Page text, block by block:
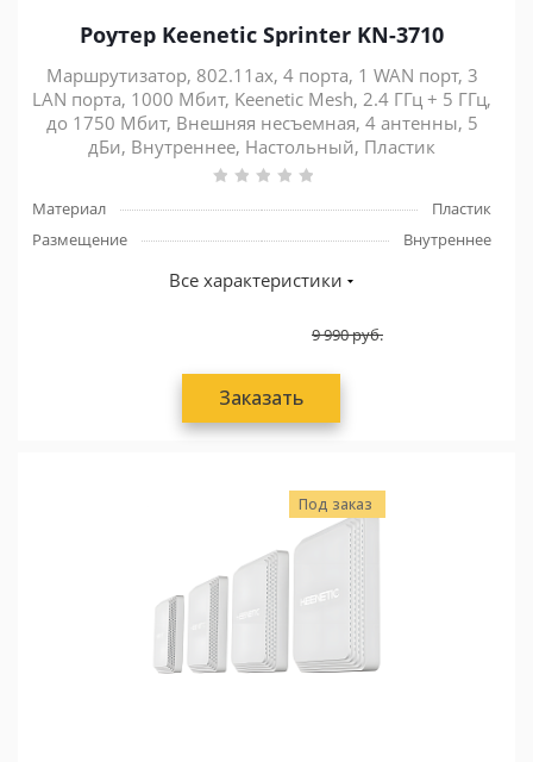
Роутер Keenetic Sprinter KN-3710
Маршрутизатор, 802.11ax, 4 порта, 1 WAN порт, 3
LAN порта, 1000 Мбит, Keenetic Mesh, 2.4 ГГц + 5 ГГц,
до 1750 Мбит, Внешняя несъемная, 4 антенны, 5
дБи, Внутреннее, Настольный, Пластик
Материал
Пластик
Размещение
Внутреннее
Все характеристики
9 990руб.
Заказать
Под заказ